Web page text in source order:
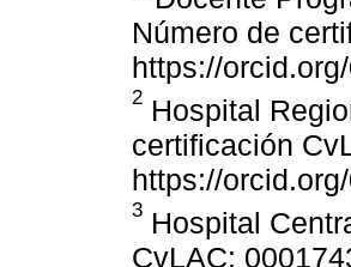
Número de
https://
2 Hospital
certificación
https://
3 Hospital
CvLAC: